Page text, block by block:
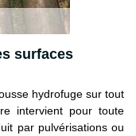
surfaces
hydrofuge sur tout
intervient pour toute
par pulvérisations ou